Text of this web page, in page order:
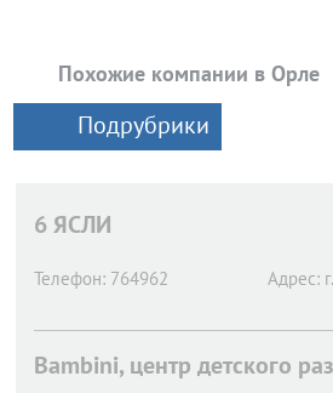
Похожие компании в Орле
Подрубрики
6 ЯСЛИ
Телефон: 764962 Адрес:
Bambini, центр детского